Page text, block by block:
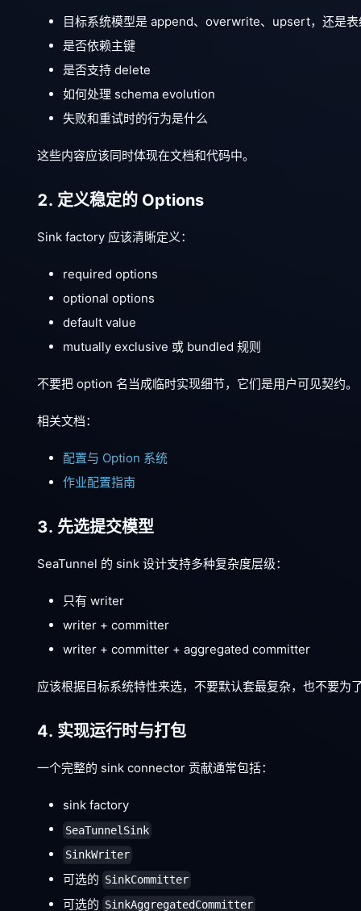
目标系统模型是 append、overwrite、upsert，还是表
是否依赖主键
是否支持 delete
如何处理 schema evolution
失败和重试时的行为是什么
这些内容应该同时体现在文档和代码中。
2. 定义稳定的 Options
Sink factory 应该清晰定义：
required options
optional options
default value
mutually exclusive 或 bundled 规则
不要把 option 名当成临时实现细节，它们是用户可见契约。
相关文档：
配置与 Option 系统
作业配置指南
3. 先选提交模型
SeaTunnel 的 sink 设计支持多种复杂度层级：
只有 writer
writer + committer
writer + committer + aggregated committer
应该根据目标系统特性来选，不要默认套最复杂，也不要为
4. 实现运行时与打包
一个完整的 sink connector 贡献通常包括：
sink factory
SeaTunnelSink
SinkWriter
可选的 SinkCommitter
可选的 SinkAggregatedCommitter